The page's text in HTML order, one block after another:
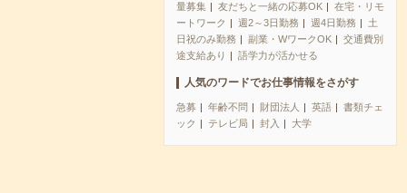
量募集
友だちと一緒の応募OK
在宅・リモ
ートワーク
週2～3日勤務 週4日勤務
土
日祝のみ勤務
副業・WワークOK
交通費別
途支給あり
語学力が活かせる
人気のワードでお仕事情報をさがす
急募 年齢不問 財団法人 英語
書類チェ
ック
テレビ局 封入 大学